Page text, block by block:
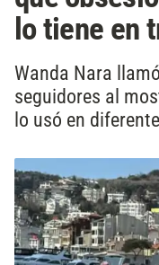
lo tiene en
Wanda Nara
seguidores al
lo usó en